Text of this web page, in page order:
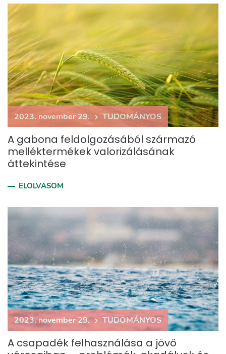
2023. november 29. TUDOMÁNYOS
A gabona feldolgozásából származó
melléktermékek valorizálásának
áttekintése
ELOLVASOM
2023. november 29. TUDOMÁNYOS
A csapadék felhasználása a jövő